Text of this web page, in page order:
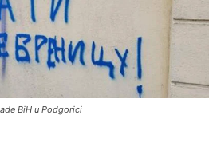
BiH u Podgorici